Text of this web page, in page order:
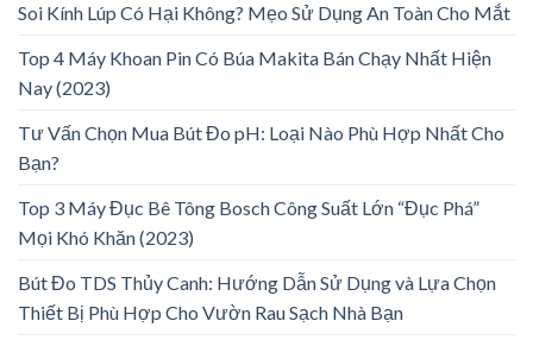
Soi Kính Lúp Có Hại Không? Mẹo Sử Dụng An Toàn Cho Mắt
Top 4 Máy Khoan Pin Có Búa Makita Bán Chạy Nhất Hiện
Nay (2023)
Tư Vấn Chọn Mua Bút Đo pH: Loại Nào Phù Hợp Nhất Cho
Bạn?
Top 3 Máy Đục Bê Tông Bosch Công Suất Lớn “Đục Phá”
Mọi Khó Khăn (2023)
Bút Đo TDS Thủy Canh: Hướng Dẫn Sử Dụng và Lựa Chọn
Thiết Bị Phù Hợp Cho Vườn Rau Sạch Nhà Bạn